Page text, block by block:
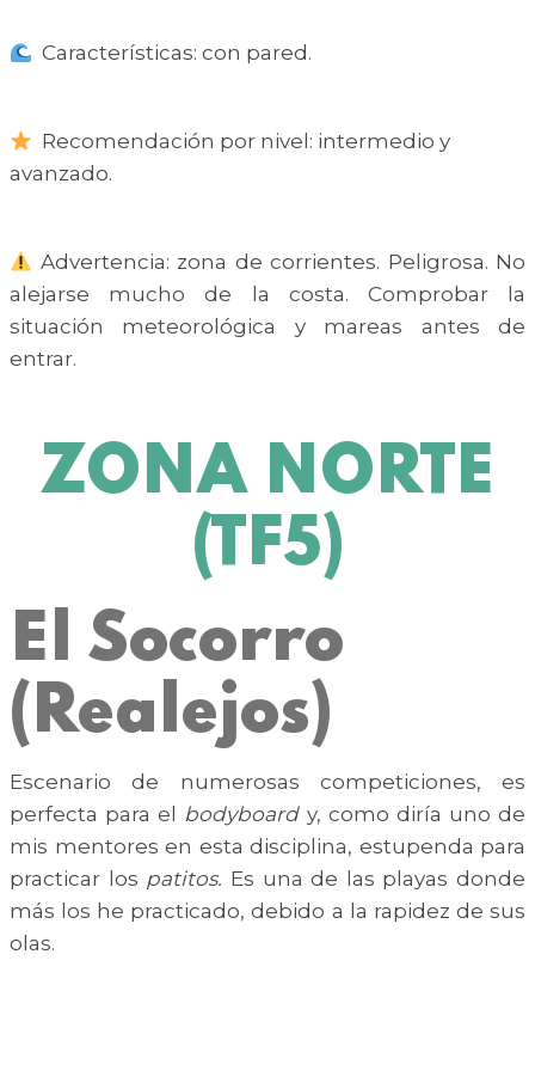
Características: con pared.
Recomendación por nivel: intermedio y
avanzado.
Advertencia: zona de corrientes. Peligrosa. No
alejarse mucho de la costa. Comprobar la
situación meteorológica y mareas antes de
entrar.
ZONA NORTE
(TF5)
El Socorro
(Realejos)
Escenario de numerosas competiciones, es
perfecta para el bodyboard y, como diría uno de
mis mentores en esta disciplina, estupenda para
practicar los patitos. Es una de las playas donde
más los he practicado, debido a la rapidez de sus
olas.